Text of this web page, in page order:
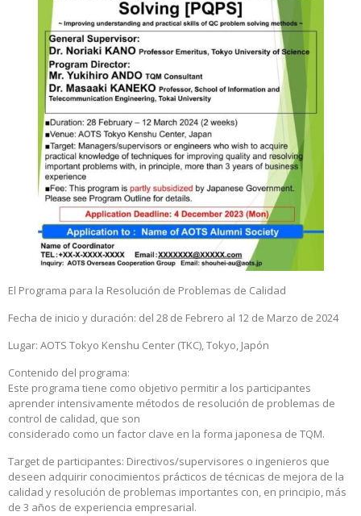
El Programa para la Resolución de Problemas de Calidad
Fecha de inicio y duración: del 28 de Febrero al 12 de Marzo de 2024
Lugar: AOTS Tokyo Kenshu Center (TKC), Tokyo, Japón
Contenido del programa:
Este programa tiene como objetivo permitir a los participantes
aprender intensivamente métodos de resolución de problemas de
control de calidad, que son
considerado como un factor clave en la forma japonesa de TQM.
Target de participantes: Directivos/supervisores o ingenieros que
deseen adquirir conocimientos prácticos de técnicas de mejora de la
calidad y resolución de problemas importantes con, en principio, más
de 3 años de experiencia empresarial.